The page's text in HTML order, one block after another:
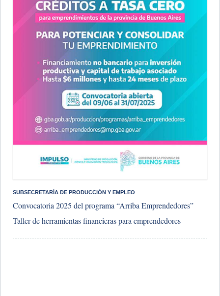
​SUBSECRETARÍA DE PRODUCCIÓN Y EMPLEO
Convocatoria 2025 del programa “Arriba Emprendedores”
Taller de herramientas financieras para emprendedores